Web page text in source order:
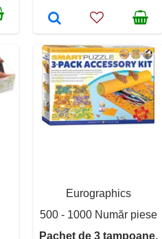
Eurographics
500 - 1000 Număr piese
Pachet de 3 tampoane,